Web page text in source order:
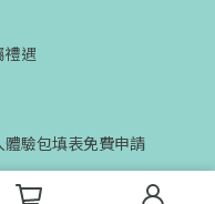
禮遇
驗包填表免費申請